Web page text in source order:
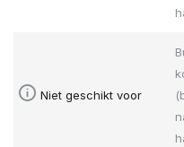
Niet geschikt voor